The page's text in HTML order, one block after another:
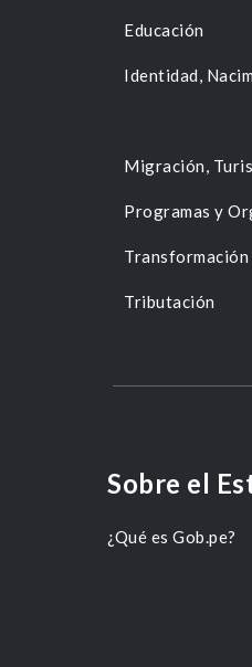
Educación
Identidad,
Migración,
Programas y
Tributación
Sobre el
¿Qué es Gob.pe?